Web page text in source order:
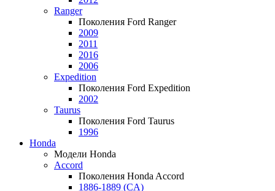
Ranger
Поколения Ford Ranger
2009
2011
2016
2006
Expedition
Поколения Ford Expedition
2002
Taurus
Поколения Ford Taurus
1996
Honda
Модели Honda
Accord
Поколения Honda Accord
1886-1889 (CA)